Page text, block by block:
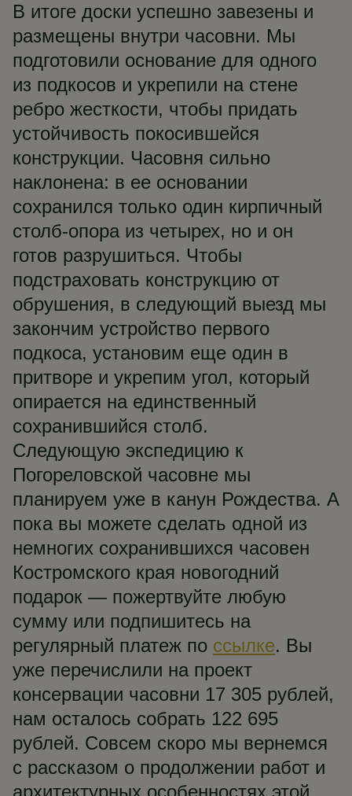
В итоге доски успешно завезены и
размещены внутри часовни. Мы
подготовили основание для одного
из подкосов и укрепили на стене
ребро жесткости, чтобы придать
устойчивость покосившейся
конструкции. Часовня сильно
наклонена: в ее основании
сохранился только один кирпичный
столб-опора из четырех, но и он
готов разрушиться. Чтобы
подстраховать конструкцию от
обрушения, в следующий выезд мы
закончим устройство первого
подкоса, установим еще один в
притворе и укрепим угол, который
опирается на единственный
сохранившийся столб.
Следующую экспедицию к
Погореловской часовне мы
планируем уже в канун Рождества. А
пока вы можете сделать одной из
немногих сохранившихся часовен
Костромского края новогодний
подарок — пожертвуйте любую
сумму или подпишитесь на
регулярный платеж по ссылке. Вы
уже перечислили на проект
консервации часовни 17 305 рублей,
нам осталось собрать 122 695
рублей. Совсем скоро мы вернемся
с рассказом о продолжении работ и
архитектурных особенностях этой